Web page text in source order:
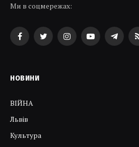
Ми в соцмережах:
FacebookTwitterInstagramYouTube
НОВИНИ
ВІЙНА
Львів
Культура